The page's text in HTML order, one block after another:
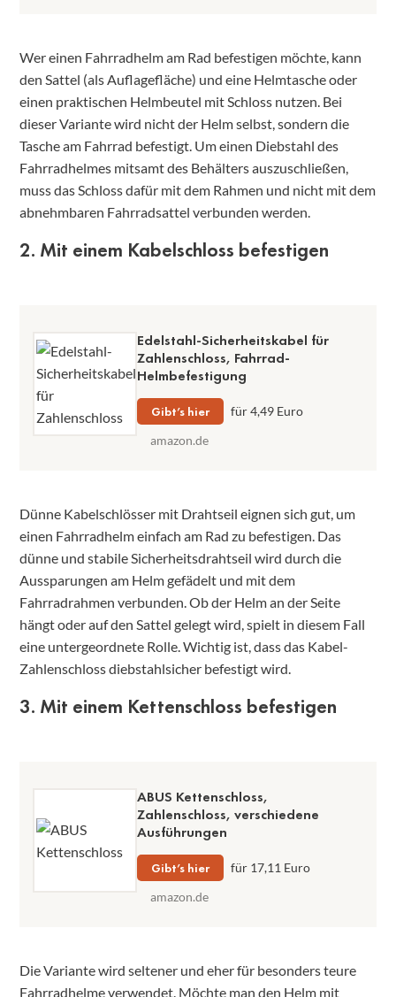
Wer einen Fahrradhelm am Rad befestigen möchte, kann
den Sattel (als Auflagefläche) und eine Helmtasche oder
einen praktischen Helmbeutel mit Schloss nutzen. Bei
dieser Variante wird nicht der Helm selbst, sondern die
Tasche am Fahrrad befestigt. Um einen Diebstahl des
Fahrradhelmes mitsamt des Behälters auszuschließen,
muss das Schloss dafür mit dem Rahmen und nicht mit dem
abnehmbaren Fahrradsattel verbunden werden.
2. Mit einem Kabelschloss befestigen
Edelstahl-Sicherheitskabel für
Zahlenschloss, Fahrrad-
Helmbefestigung
Gibt’s hier
für 4,49 Euro
amazon.de
Dünne Kabelschlösser mit Drahtseil eignen sich gut, um
einen Fahrradhelm einfach am Rad zu befestigen. Das
dünne und stabile Sicherheitsdrahtseil wird durch die
Aussparungen am Helm gefädelt und mit dem
Fahrradrahmen verbunden. Ob der Helm an der Seite
hängt oder auf den Sattel gelegt wird, spielt in diesem Fall
eine untergeordnete Rolle. Wichtig ist, dass das Kabel-
Zahlenschloss diebstahlsicher befestigt wird.
3. Mit einem Kettenschloss befestigen
ABUS Kettenschloss,
Zahlenschloss, verschiedene
Ausführungen
Gibt’s hier
für 17,11 Euro
amazon.de
Die Variante wird seltener und eher für besonders teure
Fahrradhelme verwendet. Möchte man den Helm mit